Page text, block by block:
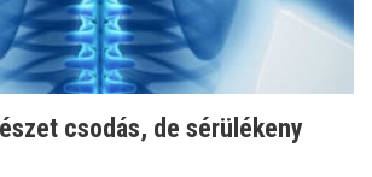
csodás, de sérülékeny